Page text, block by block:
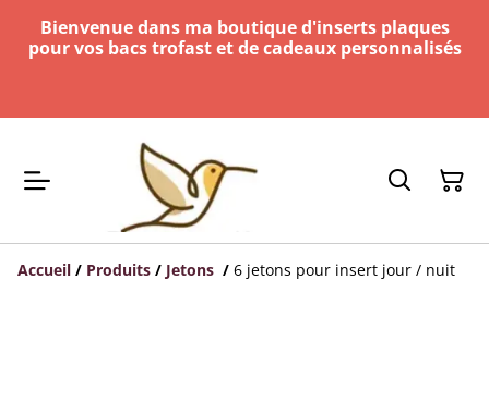
Bienvenue dans ma boutique d'inserts plaques
pour vos bacs trofast et de cadeaux personnalisés
Accueil / Produits / Jetons / 6 jetons pour insert jour / nuit